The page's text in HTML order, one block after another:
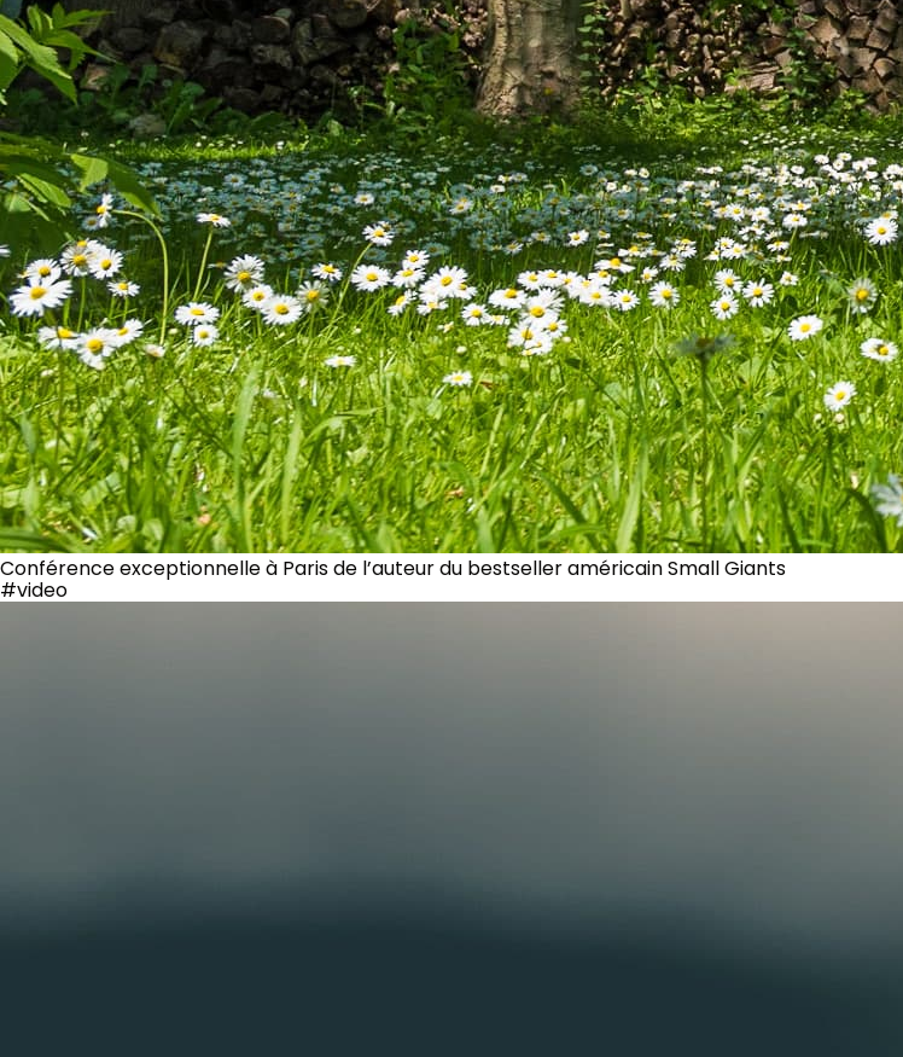
Conférence exceptionnelle à Paris de l’auteur du bestseller américain Small Giants
#video